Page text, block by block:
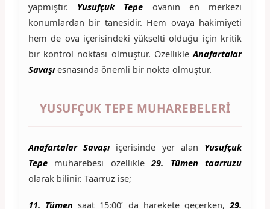
yapmıştır. Yusufçuk Tepe ovanın en merkezi
konumlardan bir tanesidir. Hem ovaya hakimiyeti
hem de ova içerisindeki yükselti olduğu için kritik
bir kontrol noktası olmuştur. ÖzellikleAnafartalar
Savaşıesnasında önemli bir nokta olmuştur.
YUSUFÇUK TEPE MUHAREBELERI
Anafartalar Savaşı içerisinde yer alan Yusufçuk
Tepemuharebesi özellikle29. Tümen taarruzu
olarak bilinir. Taarruz ise;
11. Tümen saat 15:00’ da harekete geçerken,29.